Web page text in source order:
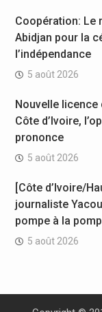
Coopération: Le
Abidjan pour la
l’indépendance
5 août 2026
Nouvelle
Côte d’Ivoire,
prononce
5 août 2026
[Côte d’Ivoire/
journaliste
pompe à la
5 août 2026